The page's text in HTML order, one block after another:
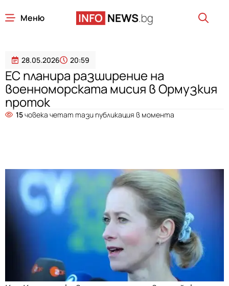
Меню
28.05.2026 20:59
ЕС планира разширение на
военноморската мисия в Ормузкия
проток
15човека четат тази публикация в момента